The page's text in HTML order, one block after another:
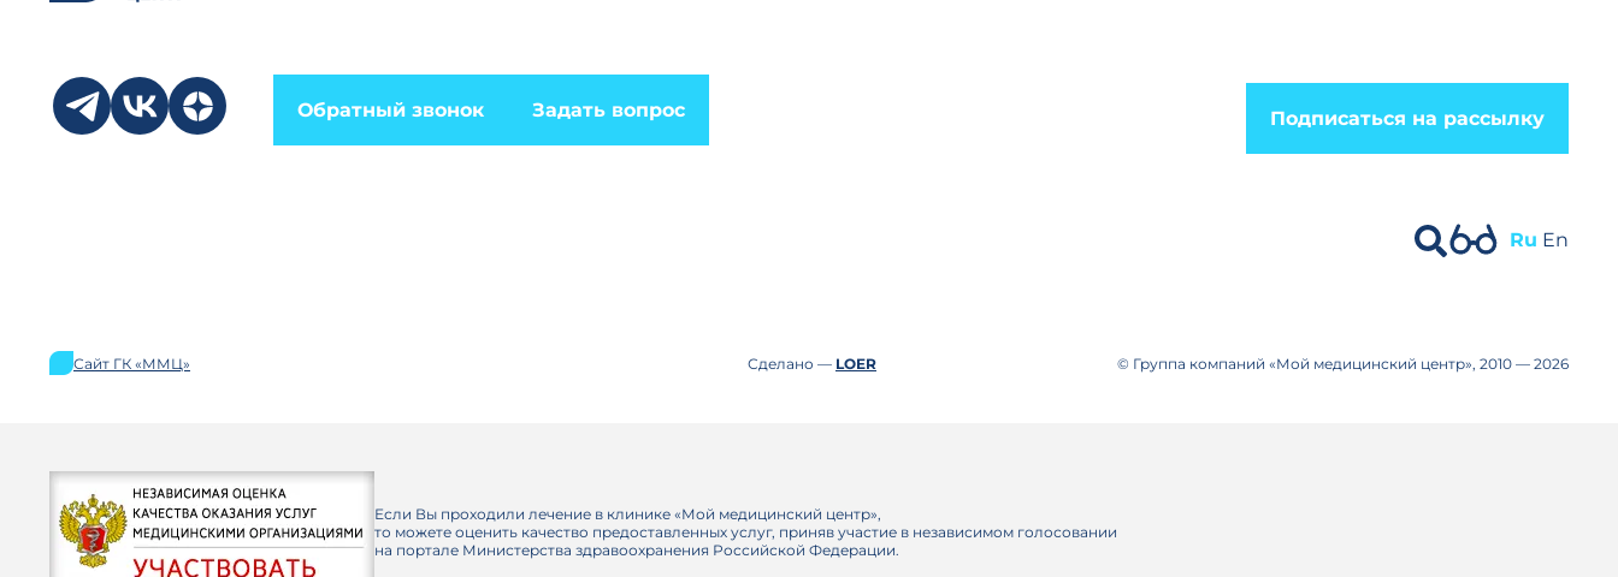
Обратный звонок Задать вопрос Подписаться на рассылку
Ru En
Сайт ГК «ММЦ» Сделано — LOER © Группа компаний «Мой медицинский центр», 2010 — 2026
Если Вы проходили лечение в клинике «Мой медицинский центр»,
то можете оценить качество предоставленных услуг, приняв участие в независимом голосовании
на портале Министерства здравоохранения Российской Федерации.